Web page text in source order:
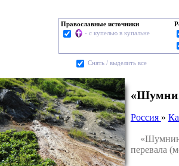
Православные источники
- с купелью в купальне
Cнять / выделить все
Россия »
перевала